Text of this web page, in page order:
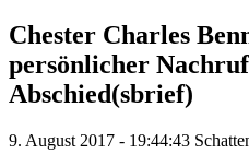
Chester Charles
persönlicher
Abschied(sbrief)
9. August 2017 - 19:44:43